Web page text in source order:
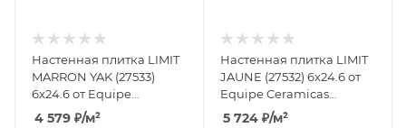
Настенная плитка LIMIT
MARRON YAK (27533)
6x24.6 от Equipe
Ceramicas (Испания)
4 579 ₽/м²
Настенная плитка LIMIT
JAUNE (27532) 6x24.6 от
Equipe Ceramicas
(Испания)
5 724 ₽/м²